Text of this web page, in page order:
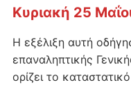
Κυριακή 25
Η εξέλιξη αυτή
επαναληπτικής
ορίζει το